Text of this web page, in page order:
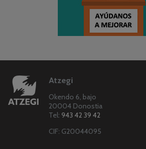
Atzegi
Okendo 6, bajo
20004 Donostia
Tel: 943 42 39 42
CIF: G20044095